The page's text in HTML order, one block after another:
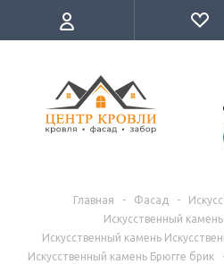
Главная - Фасад -
Искусственный
Искусственный камень
Искусственный камень Брюгге брик